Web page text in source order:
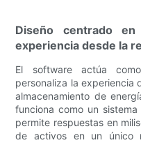
Diseño centrado
experiencia desde la
El software actúa
personaliza la experiencia
almacenamiento de
funciona como un
permite respuestas en
de activos en un único